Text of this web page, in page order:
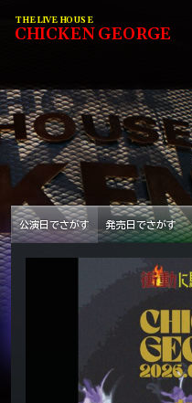
THE LIVE HOUSE
CHICKENGEORGE
公演日でさがす 発売日でさがす